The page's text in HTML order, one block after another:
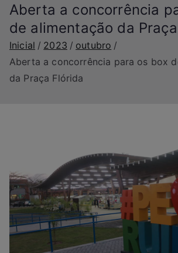
Aberta a concorrência
de alimentação da
Inicial 2023
outubro
Aberta a concorrência para os box
da Praça Flórida